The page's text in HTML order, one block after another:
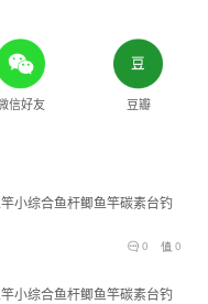
信好友 豆瓣
小综合鱼杆鲫鱼竿碳素台钓
0
0
小综合鱼杆鲫鱼竿碳素台钓